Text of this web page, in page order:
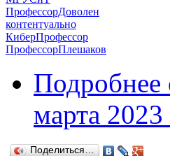
ПрофессорДоволен
контентуально
КиберПрофессор
ПрофессорПлешаков
Подробнее
марта 2023
Поделиться…